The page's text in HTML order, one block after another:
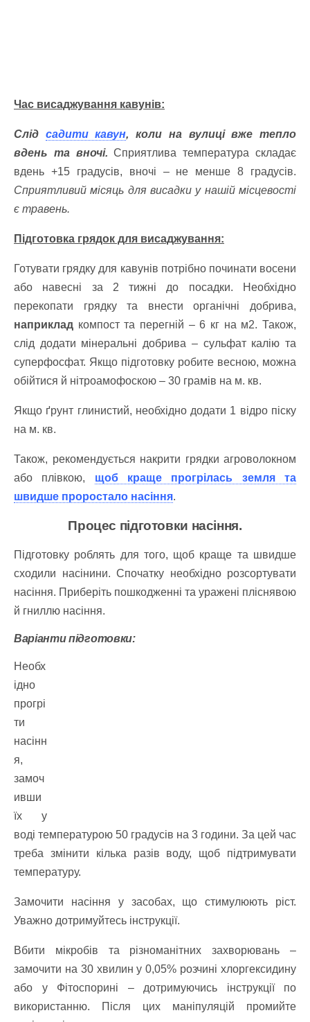
Час висаджування кавунів:
Слід садити кавун, коли на вулиці вже тепло
вдень та вночі. Сприятлива температура складає
вдень +15 градусів, вночі – не менше 8 градусів.
Сприятливий місяць для висадки у нашій місцевості
є травень.
Підготовка грядок для висаджування:
Готувати грядку для кавунів потрібно починати восени
або навесні за 2 тижні до посадки. Необхідно
перекопати грядку та внести органічні добрива,
наприклад компост та перегній – 6 кг на м2. Також,
слід додати мінеральні добрива – сульфат калію та
суперфосфат. Якщо підготовку робите весною, можна
обійтися й нітроамофоскою – 30 грамів на м. кв.
Якщо ґрунт глинистий, необхідно додати 1 відро піску
на м. кв.
Також, рекомендується накрити грядки агроволокном
або плівкою, щоб краще прогрілась земля та
швидше проростало насіння.
Процес підготовки насіння.
Підготовку роблять для того, щоб краще та швидше
сходили насінини. Спочатку необхідно розсортувати
насіння. Приберіть пошкодженні та уражені пліснявою
й гниллю насіння.
Варіанти підготовки:
Необх
ідно
прогрі
ти
насінн
я,
замоч
ивши
їх у
воді температурою 50 градусів на 3 години. За цей час
треба змінити кілька разів воду, щоб підтримувати
температуру.
Замочити насіння у засобах, що стимулюють ріст.
Уважно дотримуйтесь інструкції.
Вбити мікробів та різноманітних захворювань –
замочити на 30 хвилин у 0,05% розчині хлоргексидину
або у Фітоспорині – дотримуючись інструкції по
використанню. Після цих маніпуляцій промийте